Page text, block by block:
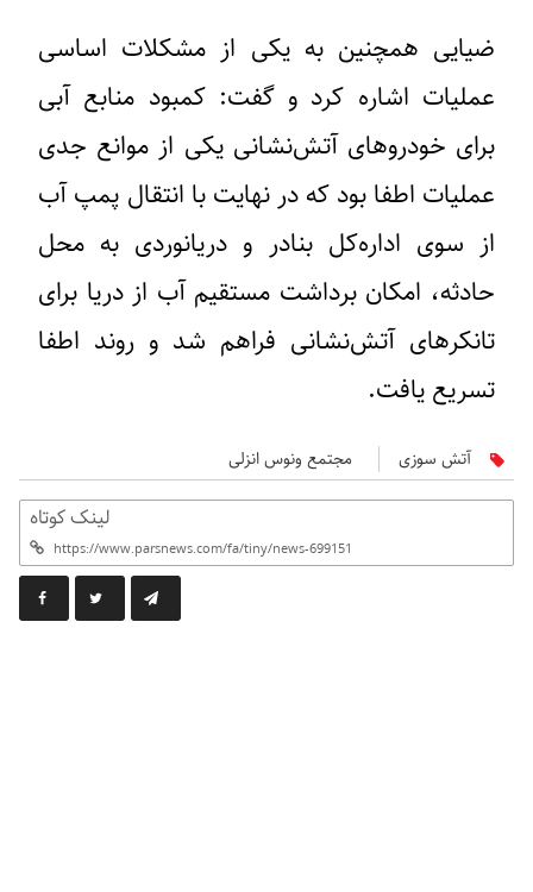
ضیایی همچنین به یکی از مشکلات اساسی
عملیات اشاره کرد و گفت: کمبود منابع آبی
برای خودروهای آتش‌نشانی یکی از موانع جدی
عملیات اطفا بود که در نهایت با انتقال پمپ آب
از سوی اداره‌کل بنادر و دریانوردی به محل
حادثه، امکان برداشت مستقیم آب از دریا برای
تانکرهای آتش‌نشانی فراهم شد و روند اطفا
تسریع یافت.
آتش سوزى مجتمع ونوس انزلی
لینک کوتاه